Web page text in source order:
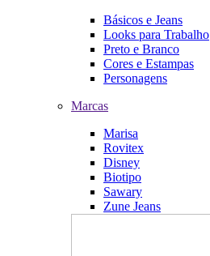
Básicos e Jeans
Looks para Trabalho
Preto e Branco
Cores e Estampas
Personagens
Marcas
Marisa
Rovitex
Disney
Biotipo
Sawary
Zune Jeans